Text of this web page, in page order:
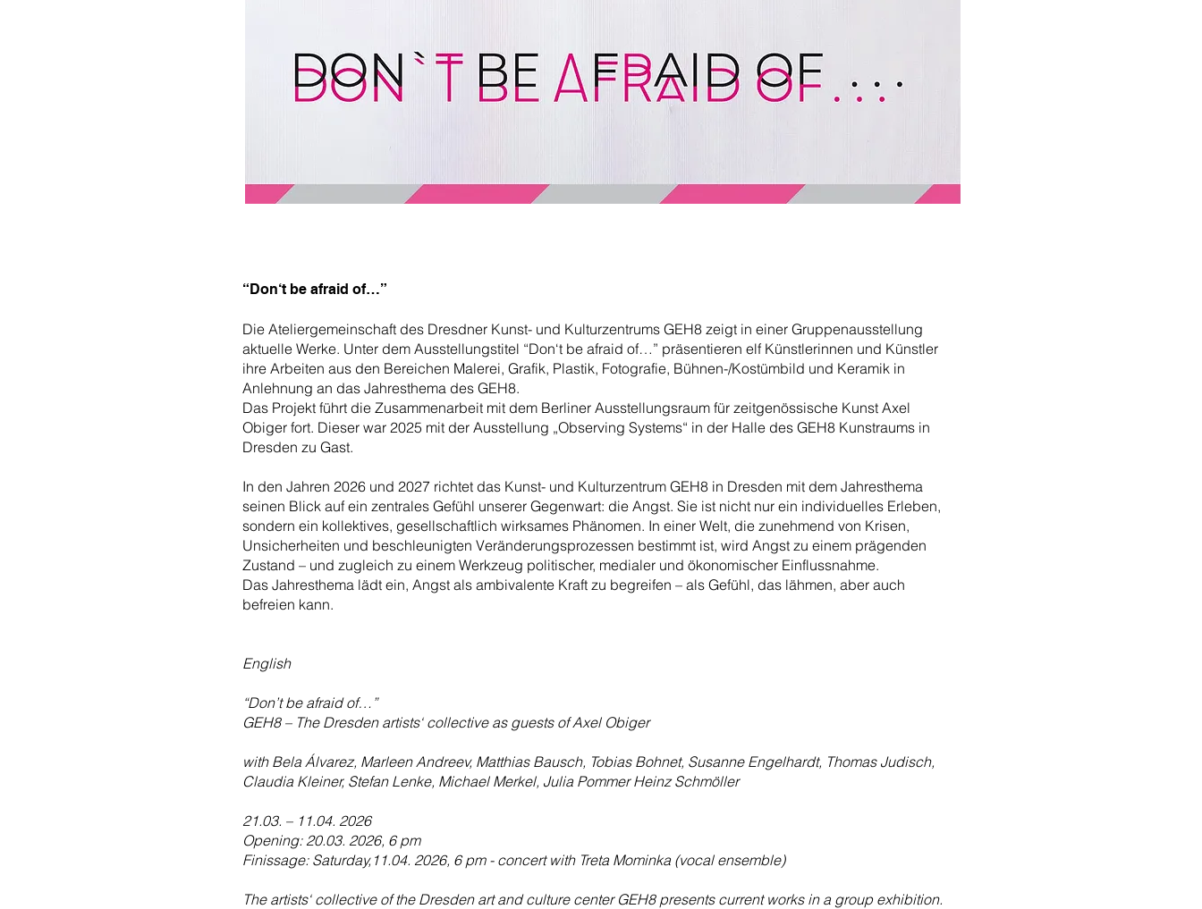
“Don‘t be afraid of…”
Die Ateliergemeinschaft des Dresdner Kunst- und Kulturzentrums GEH8 zeigt in einer Gruppenausstellung
aktuelle Werke. Unter dem Ausstellungstitel “Don‘t be afraid of…” präsentieren elf Künstlerinnen und Künstler
ihre Arbeiten aus den Bereichen Malerei, Grafik, Plastik, Fotografie, Bühnen-/Kostümbild und Keramik in
Anlehnung an das Jahresthema des GEH8.
Das Projekt führt die Zusammenarbeit mit dem Berliner Ausstellungsraum für zeitgenössische Kunst Axel
Obiger fort. Dieser war 2025 mit der Ausstellung „Observing Systems“ in der Halle des GEH8 Kunstraums in
Dresden zu Gast.
In den Jahren 2026 und 2027 richtet das Kunst- und Kulturzentrum GEH8 in Dresden mit dem Jahresthema
seinen Blick auf ein zentrales Gefühl unserer Gegenwart: die Angst. Sie ist nicht nur ein individuelles Erleben,
sondern ein kollektives, gesellschaftlich wirksames Phänomen. In einer Welt, die zunehmend von Krisen,
Unsicherheiten und beschleunigten Veränderungsprozessen bestimmt ist, wird Angst zu einem prägenden
Zustand – und zugleich zu einem Werkzeug politischer, medialer und ökonomischer Einflussnahme.
Das Jahresthema lädt ein, Angst als ambivalente Kraft zu begreifen – als Gefühl, das lähmen, aber auch
befreien kann.
English
“Don’t be afraid of…”
GEH8 – The Dresden artists‘ collective as guests of Axel Obiger
with Bela Álvarez, Marleen Andreev, Matthias Bausch, Tobias Bohnet, Susanne Engelhardt, Thomas Judisch,
Claudia Kleiner, Stefan Lenke, Michael Merkel, Julia Pommer Heinz Schmöller
21.03. – 11.04. 2026
Opening: 20.03. 2026, 6 pm
Finissage: Saturday,11.04. 2026, 6 pm - concert with Treta Mominka (vocal ensemble)
The artists‘ collective of the Dresden art and culture center GEH8 presents current works in a group exhibition.